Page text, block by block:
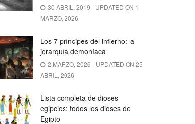
30 ABRIL, 2019 - UPDATED ON 1
MARZO, 2026
Los 7 príncipes del infierno: la
jerarquía demoníaca
2 MARZO, 2026 - UPDATED ON 25
ABRIL, 2026
Lista completa de dioses
egipcios: todos los dioses de
Egipto